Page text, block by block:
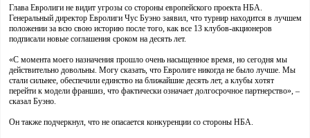
Глава Евролиги не видит угрозы со стороны европейского проекта НБА.
Генеральный директор Евролиги Чус Буэно заявил, что турнир находится в лучшем
положении за всю свою историю после того, как все 13 клубов-акционеров
подписали новые соглашения сроком на десять лет.
«С момента моего назначения прошло очень насыщенное время, но сегодня мы
действительно довольны. Могу сказать, что Евролиге никогда не было лучше. Мы
стали сильнее, обеспечили единство на ближайшие десять лет, а клубы хотят
перейти к модели франшиз, что фактически означает долгосрочное партнерство», –
сказал Буэно.
Он также подчеркнул, что не опасается конкуренции со стороны НБА.